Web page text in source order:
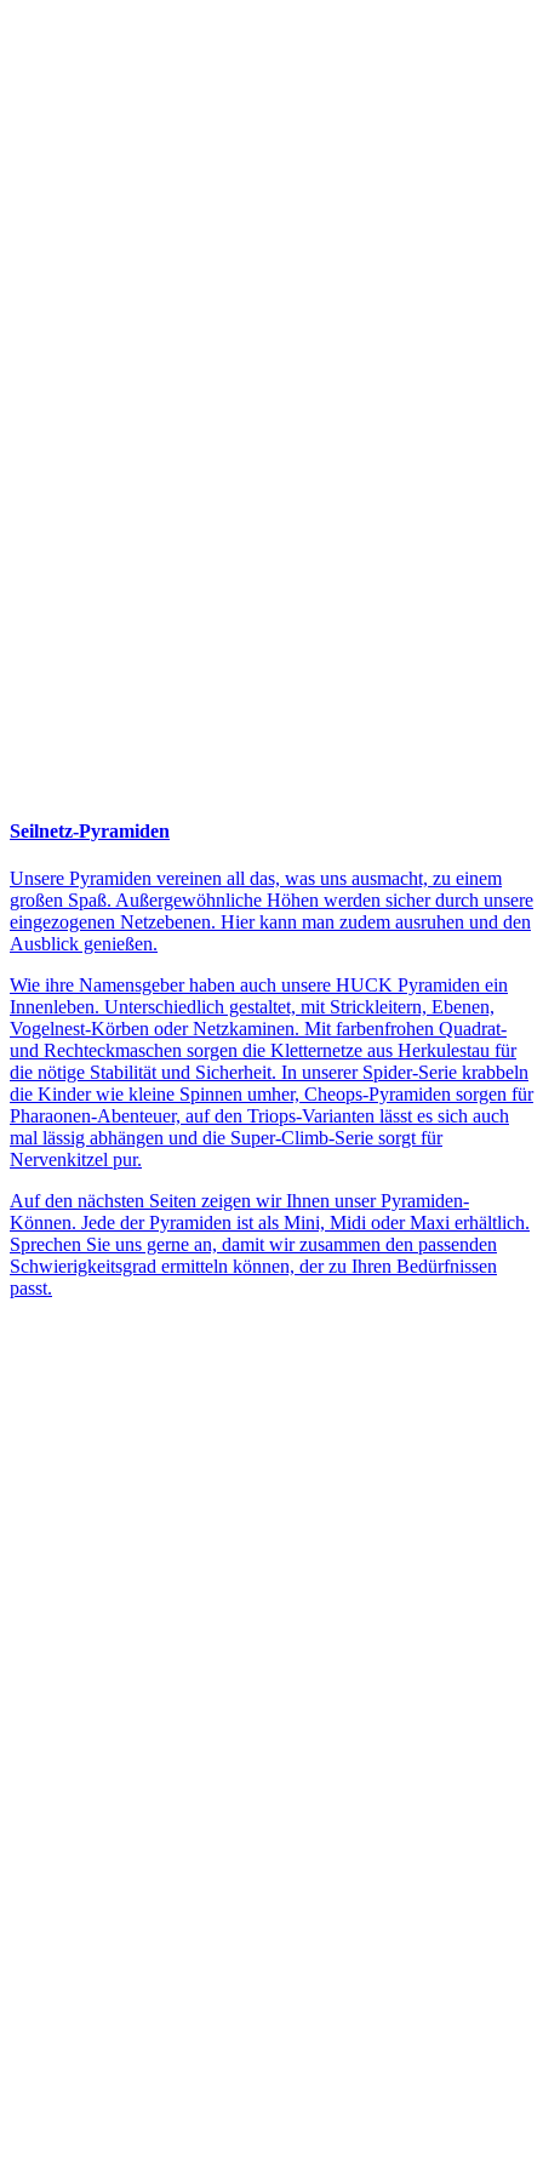
Seilnetz-Pyramiden
Unsere Pyramiden vereinen all das, was uns ausmacht, zu einem
großen Spaß. Außergewöhnliche Höhen werden sicher durch unsere
eingezogenen Netzebenen. Hier kann man zudem ausruhen und den
Ausblick genießen.
Wie ihre Namensgeber haben auch unsere HUCK Pyramiden ein
Innenleben. Unterschiedlich gestaltet, mit Strickleitern, Ebenen,
Vogelnest-Körben oder Netzkaminen. Mit farbenfrohen Quadrat-
und Rechteckmaschen sorgen die Kletternetze aus Herkulestau für
die nötige Stabilität und Sicherheit. In unserer Spider-Serie krabbeln
die Kinder wie kleine Spinnen umher, Cheops-Pyramiden sorgen für
Pharaonen-Abenteuer, auf den Triops-Varianten lässt es sich auch
mal lässig abhängen und die Super-Climb-Serie sorgt für
Nervenkitzel pur.
Auf den nächsten Seiten zeigen wir Ihnen unser Pyramiden-
Können. Jede der Pyramiden ist als Mini, Midi oder Maxi erhältlich.
Sprechen Sie uns gerne an, damit wir zusammen den passenden
Schwierigkeitsgrad ermitteln können, der zu Ihren Bedürfnissen
passt.